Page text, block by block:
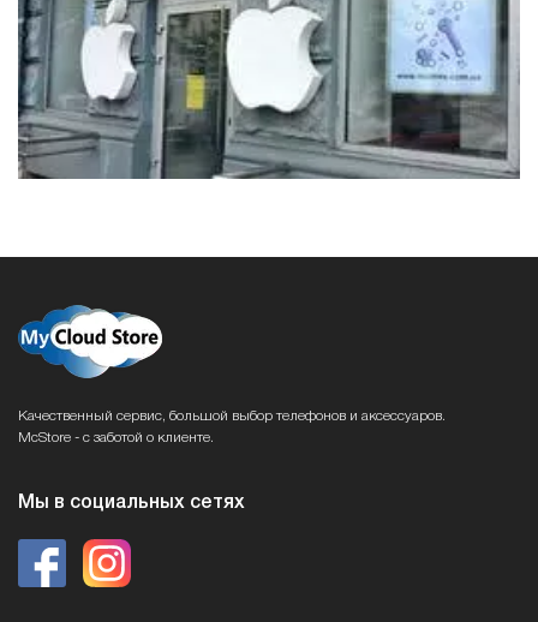
Качественный сервис, большой выбор телефонов и аксессуаров.
McStore - с заботой о клиенте.
Мы в социальных сетях